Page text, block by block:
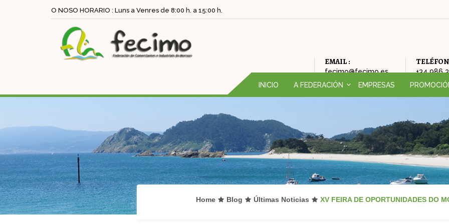
O NOSO HORARIO : Luns a Venres de 8:00 h. a 15:00 h.
EMAIL :
fecimo@fecimo.es +34 986
INICIO
A FEDERACIÓN
FILOSOFÍA DA FEDERACIÓN
ONDE ESTAMOS
EMPRESAS
FEIRA DE
AMODIÑA
NADAL
Home Blog Últimas Noticias XV FEIRA DE OPORTUNIDADES DO